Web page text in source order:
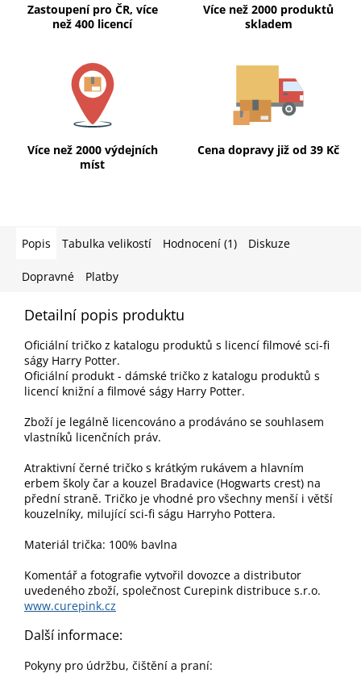
Zastoupení pro ČR, více
než 400 licencí
Více než 2000 produktů
skladem
Více než 2000 výdejních
míst
Cena dopravy již od 39 Kč
Popis Tabulka velikostí Hodnocení (1) Diskuze
Dopravné Platby
Detailní popis produktu
Oficiální tričko z katalogu produktů s licencí filmové sci-fi
ságy Harry Potter.
Oficiální produkt - dámské tričko z katalogu produktů s
licencí knižní a filmové ságy Harry Potter.
Zboží je legálně licencováno a prodáváno se souhlasem
vlastníků licenčních práv.
Atraktivní černé tričko s krátkým rukávem a hlavním
erbem školy čar a kouzel Bradavice (Hogwarts crest) na
přední straně. Tričko je vhodné pro všechny menší i větší
kouzelníky, milující sci-fi ságu Harryho Pottera.
Materiál trička: 100% bavlna
Komentář a fotografie vytvořil dovozce a distributor
uvedeného zboží, společnost Curepink distribuce s.r.o.
www.curepink.cz
Další informace:
Pokyny pro údržbu, čištění a praní: